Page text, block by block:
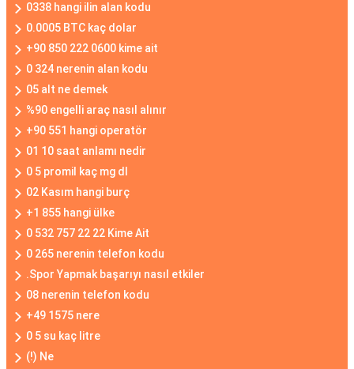
0338 hangi ilin alan kodu
0.0005 BTC kaç dolar
+90 850 222 0600 kime ait
0 324 nerenin alan kodu
05 alt ne demek
%90 engelli araç nasıl alınır
+90 551 hangi operatör
01 10 saat anlamı nedir
0 5 promil kaç mg dl
02 Kasım hangi burç
+1 855 hangi ülke
0 532 757 22 22 Kime Ait
0 265 nerenin telefon kodu
.Spor Yapmak başarıyı nasıl etkiler
08 nerenin telefon kodu
+49 1575 nere
0 5 su kaç litre
(!) Ne